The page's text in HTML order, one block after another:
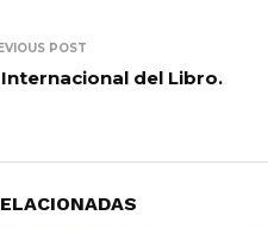
POST
Internacional del Libro.